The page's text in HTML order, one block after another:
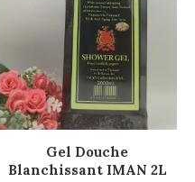
AJOUTER AU PANIER
Gel Douche
Blanchissant IMAN 2L